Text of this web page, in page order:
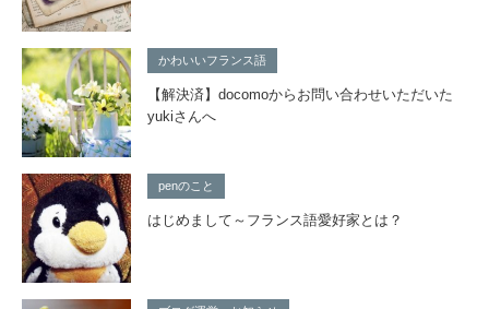
かわいいフランス語
【解決済】docomoからお問い合わせいただいた
yukiさんへ
penのこと
はじめまして～フランス語愛好家とは？